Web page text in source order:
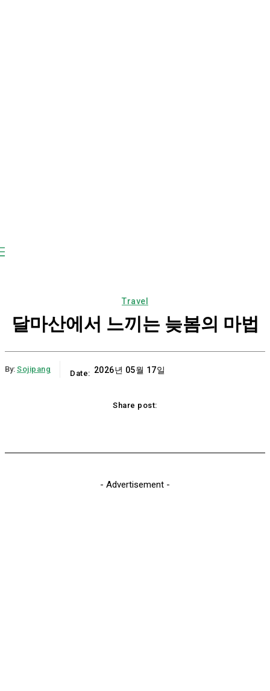
Travel
달마산에서 느끼는 늦봄의 마법
By: Sojipang Date: 2026년 05월 17일
Share post:
- Advertisement -